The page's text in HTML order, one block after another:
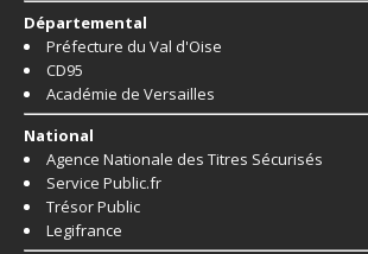
Départemental
Préfecture du Val d'Oise
CD95
Académie de Versailles
National
Agence Nationale des Titres Sécurisés
Service Public.fr
Trésor Public
Legifrance